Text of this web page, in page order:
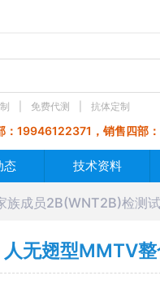
免费代测 抗体定制
19946122371，销售四
态 技术资料
族成员2B(WNT2B)检测
人无翅型MMTV